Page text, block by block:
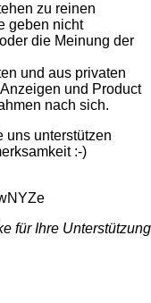
zu reinen
geben nicht
die Meinung der
und aus privaten
und Product
nach sich.
uns unterstützen
:-)
für Ihre Unterstützung